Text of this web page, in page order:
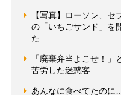
【写真】ローソン、
の「いちごサンド」を
た
「廃棄弁当よこせ！
苦労した迷惑客
あんなに食べてたの